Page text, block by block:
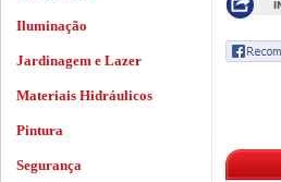
Iluminação
Jardinagem e Lazer
Materiais Hidráulicos
Pintura
Segurança